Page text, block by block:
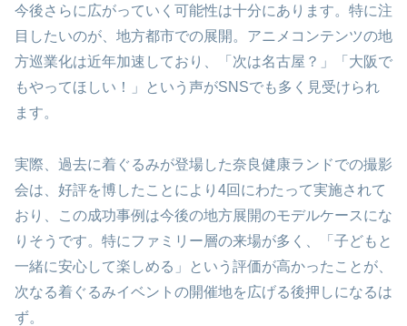
今後さらに広がっていく可能性は十分にあります。特に注
目したいのが、地方都市での展開。アニメコンテンツの地
方巡業化は近年加速しており、「次は名古屋？」「大阪で
もやってほしい！」という声がSNSでも多く見受けられ
ます。
実際、過去に着ぐるみが登場した奈良健康ランドでの撮影
会は、好評を博したことにより4回にわたって実施されて
おり、この成功事例は今後の地方展開のモデルケースにな
りそうです。特にファミリー層の来場が多く、「子どもと
一緒に安心して楽しめる」という評価が高かったことが、
次なる着ぐるみイベントの開催地を広げる後押しになるは
ず。